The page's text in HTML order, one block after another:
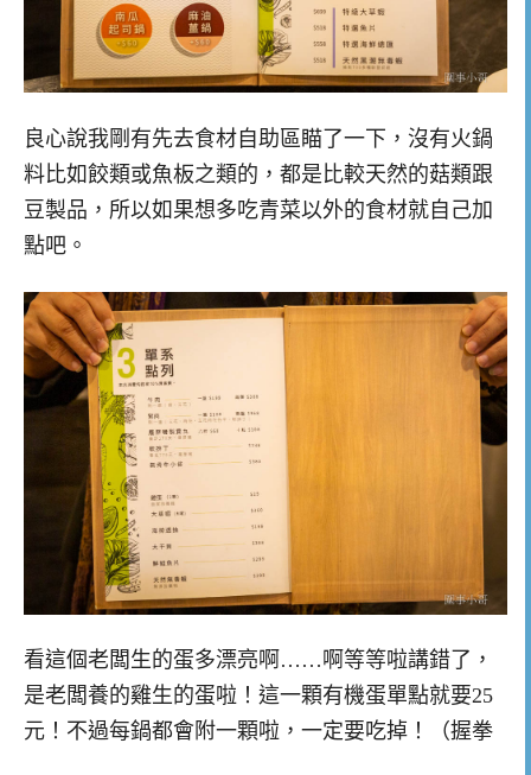
良心說我剛有先去食材自助區瞄了一下，沒有火鍋
料比如餃類或魚板之類的，都是比較天然的菇類跟
豆製品，所以如果想多吃青菜以外的食材就自己加
點吧。
看這個老闆生的蛋多漂亮啊……啊等等啦講錯了，
是老闆養的雞生的蛋啦！這一顆有機蛋單點就要25
元！不過每鍋都會附一顆啦，一定要吃掉！（握拳